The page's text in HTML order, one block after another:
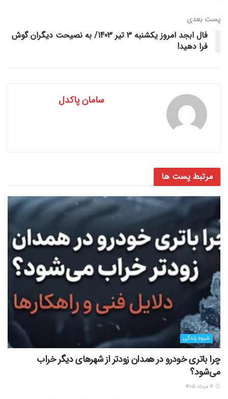
پست‌ بعدی
فال ابجد امروز یکشنبه 3 تیر 1403/ به نصیحت دیگران گوش
فرا دهید!
سامان پاکدل
مرتبط پست ها
شیوه زندگی
چرا باتری خودرو در همدان زودتر از شهرهای دیگر خراب
می‌شود؟